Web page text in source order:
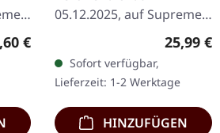
in
Preis:
€
05.12.2025, auf Supreme
Schwarzes Vinyl im
Gatefold-Cover. Vinyl-
Spezifikationen: ·
Schweres,…
25,99 €
Sofort verfügbar,
Lieferzeit: 1-2 Werktage
HINZUFÜGEN